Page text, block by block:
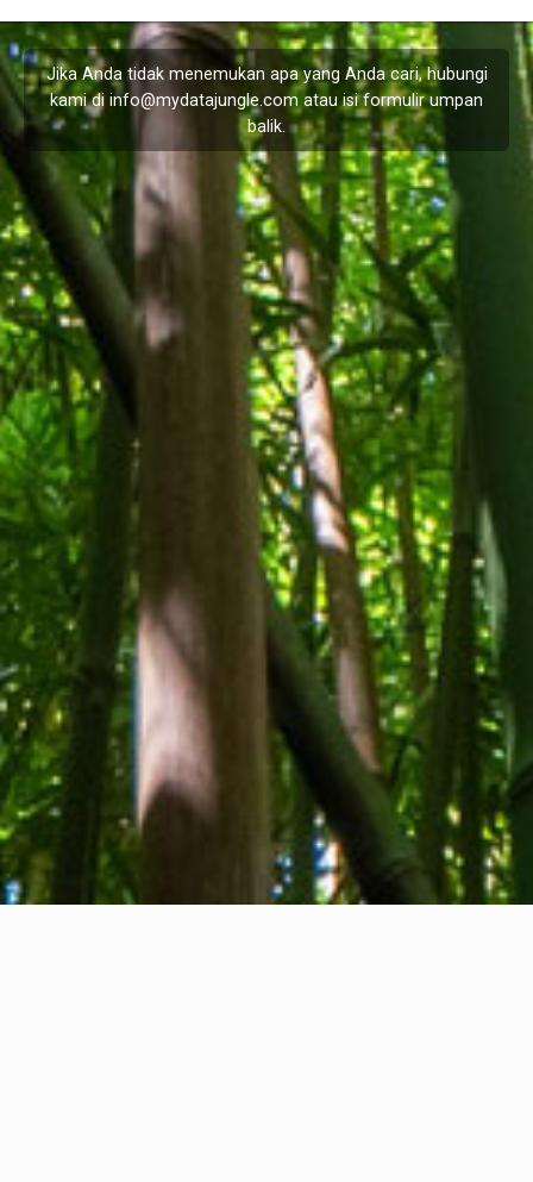
Jika Anda tidak menemukan apa yang Anda cari, hubungi
kami di info@mydatajungle.com atau isi formulirumpan
balik